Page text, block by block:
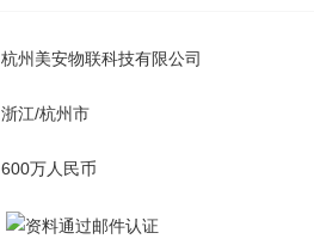
杭州美安物联科技有限公司
浙江/杭州市
600万人民币